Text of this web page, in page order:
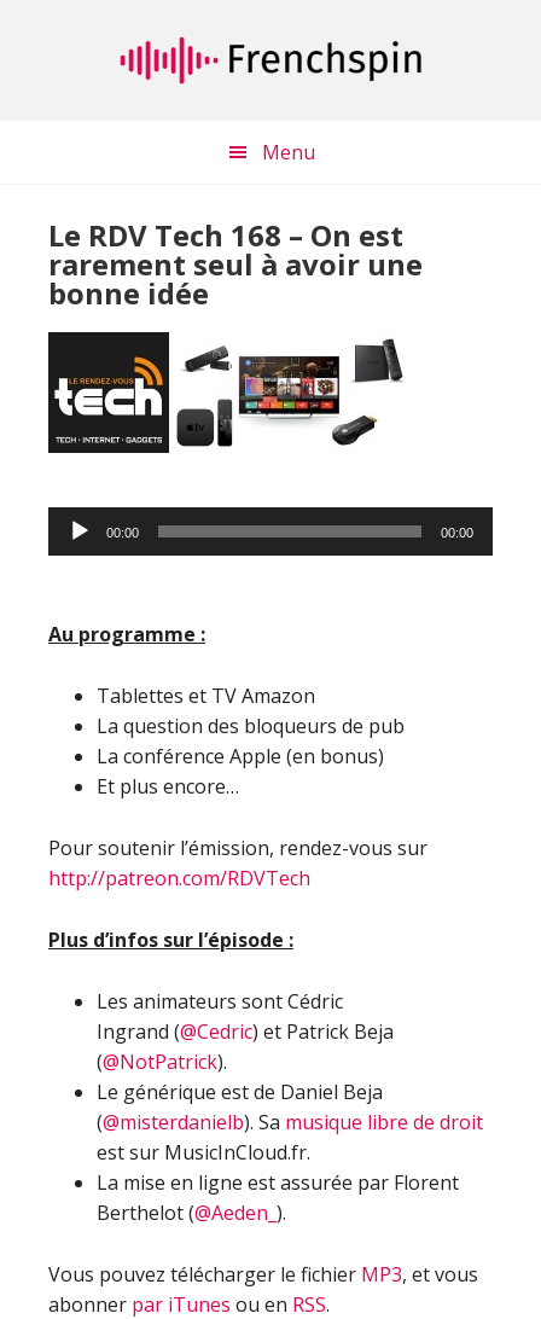
Menu
Le RDV Tech 168 – On est
rarement seul à avoir une
bonne idée
Lecteur
audio
00:00 00:00
Au programme :
Tablettes et TV Amazon
La question des bloqueurs de pub
La conférence Apple (en bonus)
Et plus encore…
Pour soutenir l’émission, rendez-vous sur
http://patreon.com/RDVTech
Plus d’infos sur l’épisode :
Les animateurs sont Cédric
Ingrand (@Cedric) et Patrick Beja
(@NotPatrick).
Le générique est de Daniel Beja
(@misterdanielb). Sa musique libre de droit
est sur MusicInCloud.fr.
La mise en ligne est assurée par Florent
Berthelot (@Aeden_ ).
Vous pouvez télécharger le fichier MP3, et vous
abonner par iTunes ou en RSS.